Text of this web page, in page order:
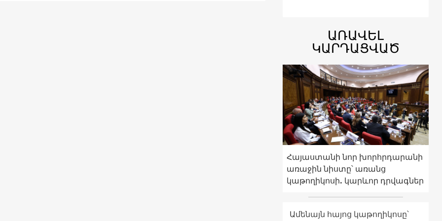
ԱՌԱՎԵԼ
ԿԱՐԴԱՑՎԱԾ
Հայաստանի նոր խորհրդարանի
առաջին նիստը՝ առանց
կաթողիկոսի. կարևոր դրվագներ
Ամենայն հայոց կաթողիկոսը՝